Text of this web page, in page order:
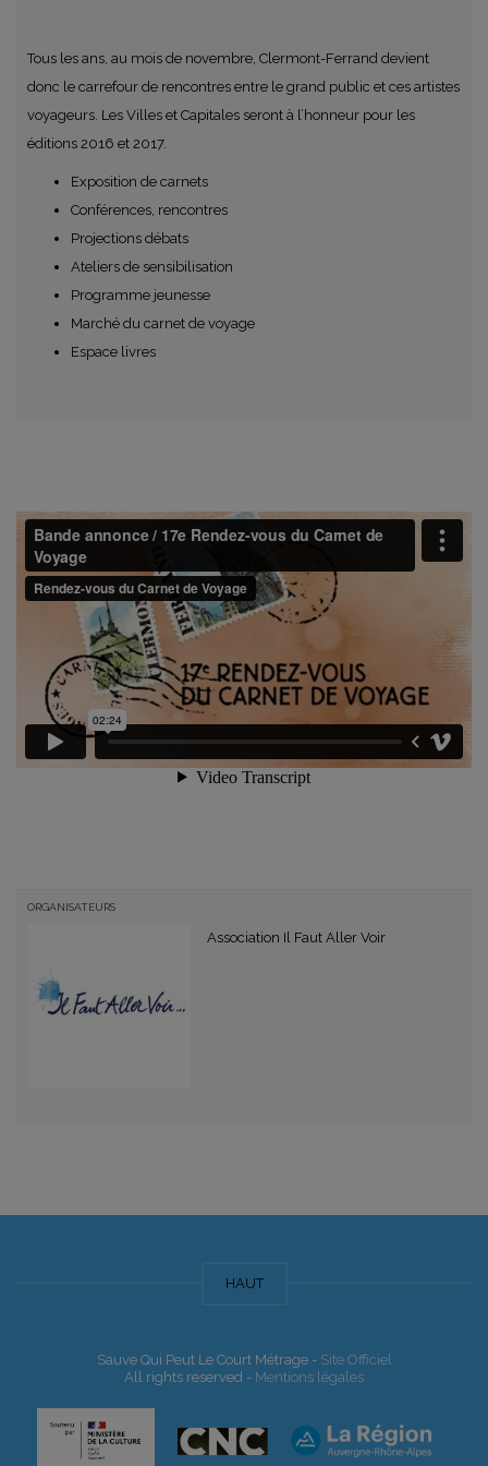
Tous les ans, au mois de novembre, Clermont-Ferrand devient
donc le carrefour de rencontres entre le grand public et ces artistes
voyageurs. Les Villes et Capitales seront à l’honneur pour les
éditions 2016 et 2017.
Exposition de carnets
Conférences, rencontres
Projections débats
Ateliers de sensibilisation
Programme jeunesse
Marché du carnet de voyage
Espace livres
ORGANISATEURS
Association Il Faut Aller Voir
HAUT
Sauve Qui Peut Le Court Métrage - Site Officiel
All rights reserved - Mentions légales